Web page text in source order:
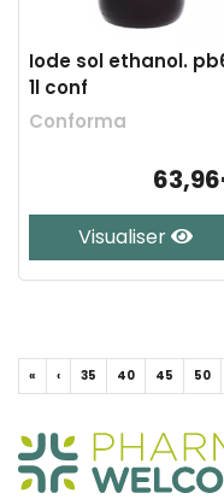
Iode sol ethanol.
1l conf
Conforma
Visualiser
« ‹ 35 40 45 50